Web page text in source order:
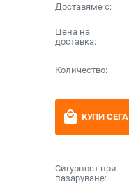
Доставяме с:
Цена на
доставка:
Количество:
local_mall КУПИ СЕГА
Сигурност при
пазаруване: